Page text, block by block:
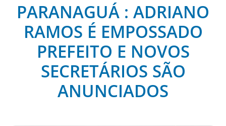
PARANAGUÁ : ADRIANO
RAMOS É EMPOSSADO
PREFEITO E NOVOS
SECRETÁRIOS SÃO
ANUNCIADOS